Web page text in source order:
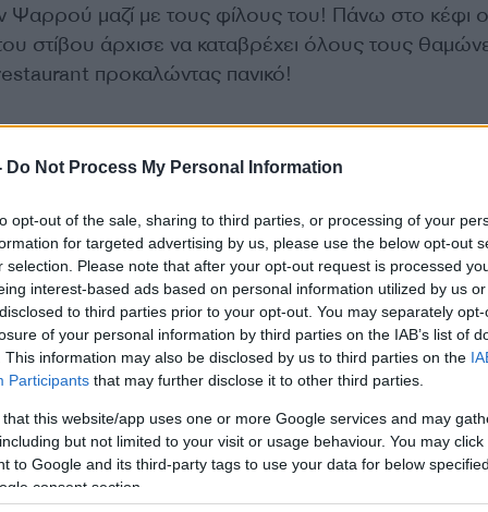
Do Not Process My Personal Information
opt-out of the sale, sharing to third parties, or processing of your
for targeted advertising by us, please use the below opt-out
selection. Please note that after your opt-out request is processed
interest-based ads based on personal information utilized by us
to third parties prior to your opt-out. You may separately
of your personal information by third parties on the IAB’s list of
This information may also be disclosed by us to third parties on the
Participants that may further disclose it to other third parties.
that this website/app uses one or more Google services and may
but not limited to your visit or usage behaviour. You may
to Google and its third-party tags to use your data for below
consent section.
Ψαρρού μαζί με τους φίλους του! Πάνω στο κέφι ο
στίβου άρχισε να καταβρέχει όλους τους
προκαλώντας πανικό!
τον πιο γρήγορο άνθρωπο του κόσμου! Να
τα παπούτσια του μετά το Παγκόσμιο Πρωτάθλημα
Δείτε ένα μέρος από αυτά που έγιναν στο
watch?v=3EWzkKbjLL4
ΔΙΑΦΗΜΙΣΗ